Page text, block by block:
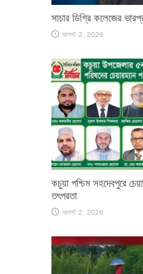
সাচার ডিগ্রি কলেজের
আগস্ট 2, 2026
কচুয়া পশ্চিম সহদেবপুরে
তৎপরতা
আগস্ট 2, 2026